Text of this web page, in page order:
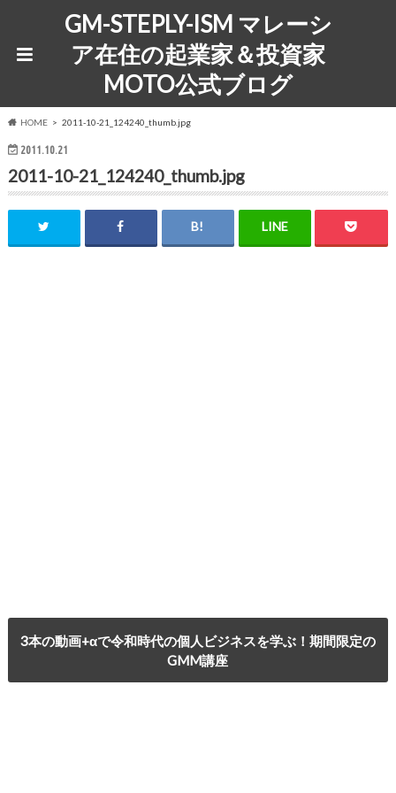
GM-STEPLY-ISM マレーシ
ア在住の起業家＆投資家
MOTO公式ブログ
HOME 2011-10-21_124240_thumb.jpg
2011.10.21
2011-10-21_124240_thumb.jpg
3本の動画+αで令和時代の個人ビジネスを学ぶ！期間限定の
GMM講座